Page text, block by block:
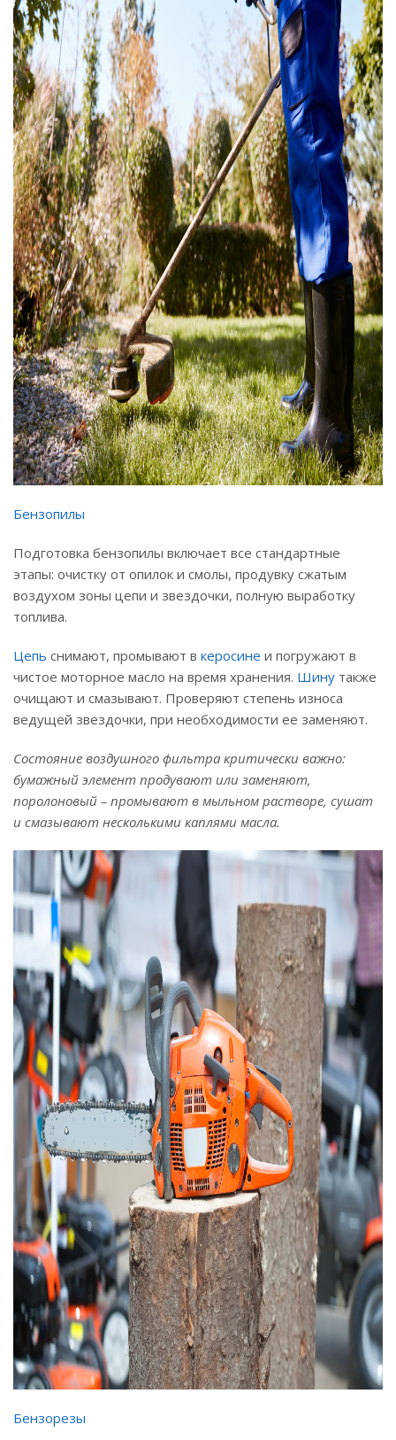
Бензопилы
Подготовка бензопилы включает все стандартные
этапы: очистку от опилок и смолы, продувку сжатым
воздухом зоны цепи и звездочки, полную выработку
топлива.
Цепь снимают, промывают в керосине и погружают в
чистое моторное масло на время хранения. Шину также
очищают и смазывают. Проверяют степень износа
ведущей звездочки, при необходимости ее заменяют.
Состояние воздушного фильтра критически важно:
бумажный элемент продувают или заменяют,
поролоновый – промывают в мыльном растворе, сушат
и смазывают несколькими каплями масла.
Бензорезы